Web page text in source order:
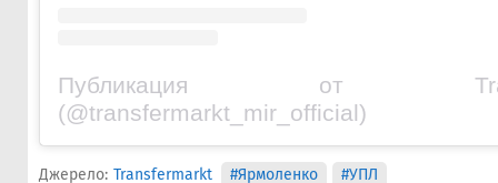
Публикация от
(@transfermarkt_mir_official)
Джерело: Transfermarkt #Ярмоленко #УПЛ